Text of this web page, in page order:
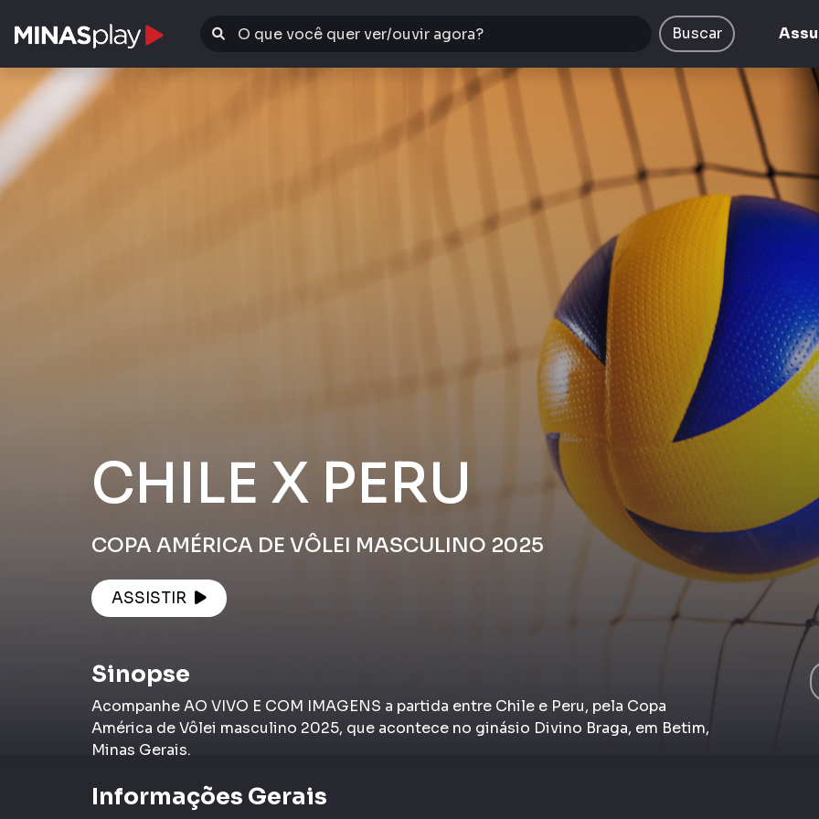
Buscar
CHILE X PERU
COPA AMÉRICA DE VÔLEI MASCULINO 2025
ASSISTIR
Sinopse
Acompanhe AO VIVO E COM IMAGENS a partida entre Chile e Peru, pela Copa
América de Vôlei masculino 2025, que acontece no ginásio Divino Braga, em Betim,
Minas Gerais.
Informações Gerais